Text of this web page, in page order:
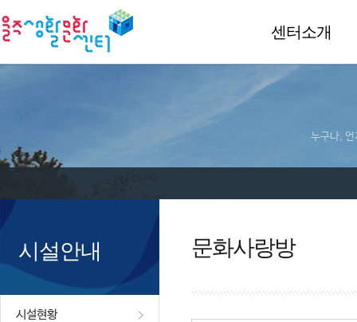
센터소개
누구나, 언
시설안내
시설현황
문화사랑방